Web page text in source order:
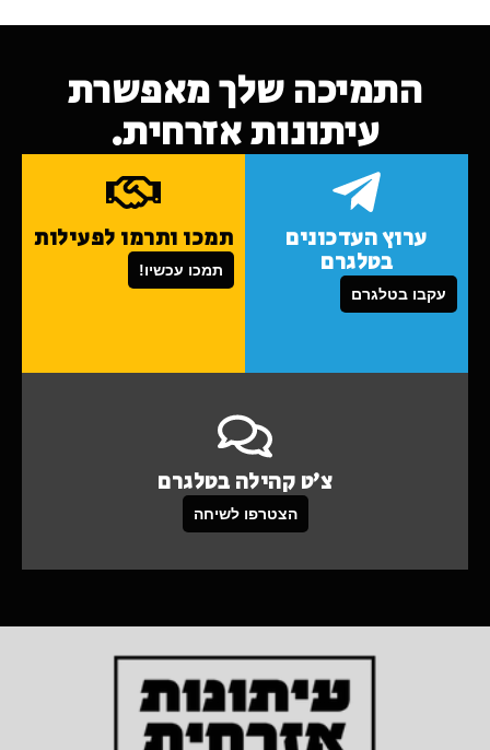
התמיכה שלך מאפשרת
עיתונות אזרחית.
ערוץ העדכונים
בטלגרם
עקבו בטלגרם
תמכו ותרמו לפעילות
תמכו עכשיו!
צ'ט קהילה בטלגרם
הצטרפו לשיחה